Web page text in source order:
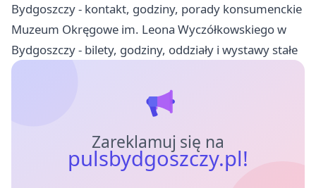
Bydgoszczy - kontakt, godziny, porady konsumenckie
Muzeum Okręgowe im. Leona Wyczółkowskiego w
Bydgoszczy - bilety, godziny, oddziały i wystawy stałe
Zareklamuj się na
pulsbydgoszczy.pl!